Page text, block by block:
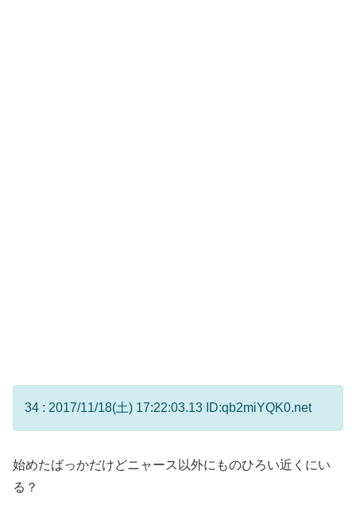
34 : 2017/11/18(土) 17:22:03.13 ID:qb2miYQK0.net
始めたばっかだけどニャース以外にものひろい近くにい
る？